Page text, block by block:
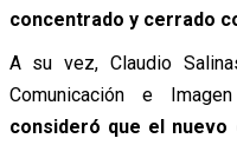
concentrado y cerrado
A su vez, Claudio
Comunicación e
consideró que el